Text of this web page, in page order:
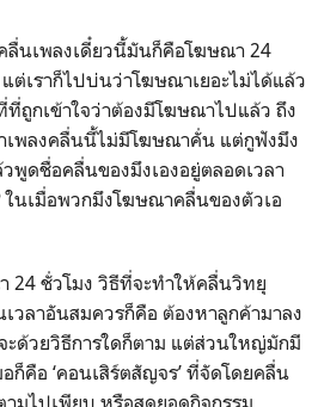
ลื่นเพลงเดี๋ยวนี้มันก็คือโฆษณา 24
แต่เราก็ไปบ่นว่าโฆษณาเยอะไม่ได้แล้ว
ที่ถูกเข้าใจว่าต้องมีโฆษณาไปแล้ว ถึง
เพลงคลื่นนี้ไม่มีโฆษณาคั่น แต่กูฟังมึง
พูดชื่อคลื่นของมึงเองอยู่ตลอดเวลา
ในเมื่อพวกมึงโฆษณาคลื่นของตัวเอ
24 ชั่วโมง วิธีที่จะทำให้คลื่นวิทยุ
เวลาอันสมควรก็คือ ต้องหาลูกค้ามาลง
ะด้วยวิธีการใดก็ตาม แต่ส่วนใหญ่มักมี
ก็คือ ‘คอนเสิร์ตสัญจร’ ที่จัดโดยคลื่น
ามไปเพียบ หรือสุดยอดกิจกรรม